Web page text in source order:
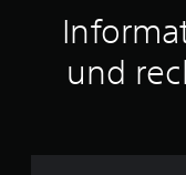
und